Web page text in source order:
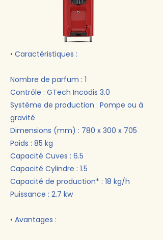
• Caractéristiques :
Nombre de parfum : 1
Contrôle : GTech Incodis 3.0
Système de production : Pompe ou à
gravité
Dimensions (mm) : 780 x 300 x 705
Poids : 85 kg
Capacité Cuves : 6.5
Capacité Cylindre : 1.5
Capacité de production* : 18 kg/h
Puissance : 2.7 kw
• Avantages :